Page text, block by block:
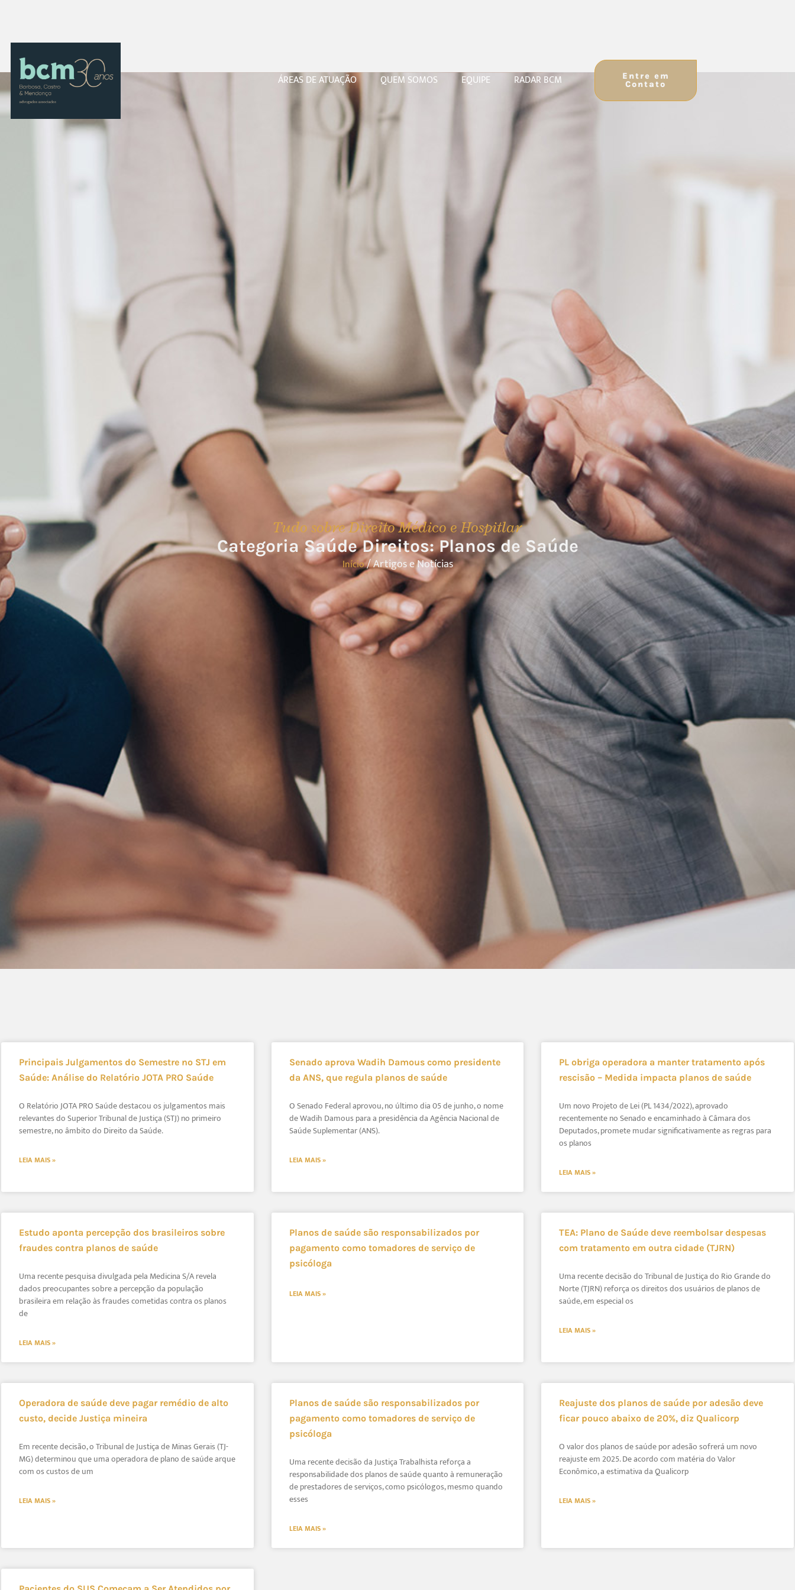
ÁREAS DE ATUAÇÃO QUEM SOMOS EQUIPE RADAR BCM
Entre em
Contato
Tudo sobre Direito Médico e Hospitlar
Categoria Saúde Direitos: Planos de Saúde
Início/ Artigos e Notícias
Principais Julgamentos do Semestre no STJ em
Saúde: Análise do Relatório JOTA PRO Saúde
O Relatório JOTA PRO Saúde destacou os julgamentos mais
relevantes do Superior Tribunal de Justiça (STJ) no primeiro
semestre, no âmbito do Direito da Saúde.
LEIA MAIS »
Senado aprova Wadih Damous como presidente
da ANS, que regula planos de saúde
O Senado Federal aprovou, no último dia 05 de junho, o nome
de Wadih Damous para a presidência da Agência Nacional de
Saúde Suplementar (ANS).
LEIA MAIS »
PL obriga operadora a manter tratamento após
rescisão – Medida impacta planos de saúde
Um novo Projeto de Lei (PL 1434/2022), aprovado
recentemente no Senado e encaminhado à Câmara dos
Deputados, promete mudar significativamente as regras para
os planos
LEIA MAIS »
Estudo aponta percepção dos brasileiros sobre
fraudes contra planos de saúde
Uma recente pesquisa divulgada pela Medicina S/A revela
dados preocupantes sobre a percepção da população
brasileira em relação às fraudes cometidas contra os planos
de
LEIA MAIS »
Planos de saúde são responsabilizados por
pagamento como tomadores de serviço de
psicóloga
LEIA MAIS »
TEA: Plano de Saúde deve reembolsar despesas
com tratamento em outra cidade (TJRN)
Uma recente decisão do Tribunal de Justiça do Rio Grande do
Norte (TJRN) reforça os direitos dos usuários de planos de
saúde, em especial os
LEIA MAIS »
Operadora de saúde deve pagar remédio de alto
custo, decide Justiça mineira
Em recente decisão, o Tribunal de Justiça de Minas Gerais (TJ-
MG) determinou que uma operadora de plano de saúde arque
com os custos de um
LEIA MAIS »
Planos de saúde são responsabilizados por
pagamento como tomadores de serviço de
psicóloga
Uma recente decisão da Justiça Trabalhista reforça a
responsabilidade dos planos de saúde quanto à remuneração
de prestadores de serviços, como psicólogos, mesmo quando
esses
LEIA MAIS »
Reajuste dos planos de saúde por adesão deve
ficar pouco abaixo de 20%, diz Qualicorp
O valor dos planos de saúde por adesão sofrerá um novo
reajuste em 2025. De acordo com matéria do Valor
Econômico, a estimativa da Qualicorp
LEIA MAIS »